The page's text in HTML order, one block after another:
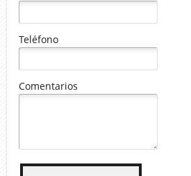
Teléfono
Comentarios